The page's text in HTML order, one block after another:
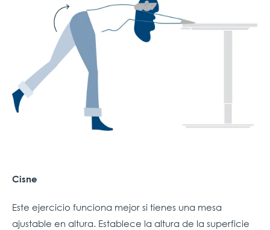
Cisne
Este ejercicio funciona mejor si tienes una mesa
ajustable en altura. Establece la altura de la superficie